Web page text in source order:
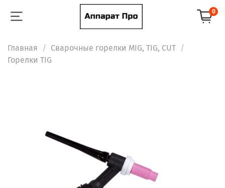
0
Главная
Сварочные горелки MIG, TIG, CUT
Горелки TIG